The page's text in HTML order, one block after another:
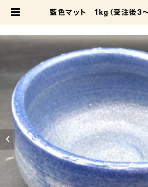
藍色マット 1kg（受注後3